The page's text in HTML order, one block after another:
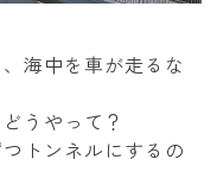
海中を車が走るな
うやって？
トンネルにするの